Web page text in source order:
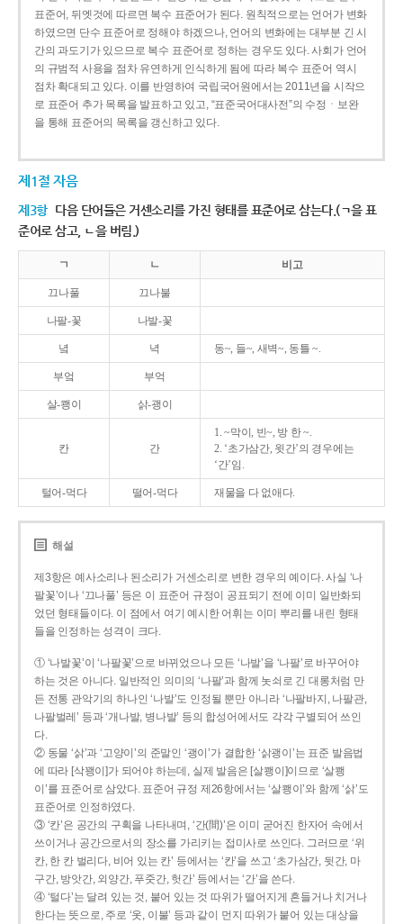
표준어, 뒤엣것에 따르면 복수 표준어가 된다. 원칙적으로는 언어가 변화
하였으면 단수 표준어로 정해야 하겠으나, 언어의 변화에는 대부분 긴 시
간의 과도기가 있으므로 복수 표준어로 정하는 경우도 있다. 사회가 언어
의 규범적 사용을 점차 유연하게 인식하게 됨에 따라 복수 표준어 역시
점차 확대되고 있다. 이를 반영하여 국립국어원에서는 2011년을 시작으
로 표준어 추가 목록을 발표하고 있고, “표준국어대사전”의 수정ㆍ보완
을 통해 표준어의 목록을 갱신하고 있다.
제1절 자음
제3항 다음 단어들은 거센소리를 가진 형태를 표준어로 삼는다.(ㄱ을 표
준어로 삼고, ㄴ을 버림.)
ㄱ ㄴ 비고
끄나풀 끄나불
나팔-꽃 나발-꽃
녘 녁 동~, 들~, 새벽~, 동틀 ~.
부엌 부억
살-쾡이 삵-괭이
칸 간
1. ~막이, 빈~, 방 한 ~.
2. ‘초가삼간, 윗간’의 경우에는
‘간’임.
털어-먹다 떨어-먹다 재물을 다 없애다.
해설
제3항은 예사소리나 된소리가 거센소리로 변한 경우의 예이다. 사실 ‘나
팔꽃’이나 ‘끄나풀’ 등은 이 표준어 규정이 공표되기 전에 이미 일반화되
었던 형태들이다. 이 점에서 여기 예시한 어휘는 이미 뿌리를 내린 형태
들을 인정하는 성격이 크다.
① ‘나발꽃’이 ‘나팔꽃’으로 바뀌었으나 모든 ‘나발’을 ‘나팔’로 바꾸어야
하는 것은 아니다. 일반적인 의미의 ‘나팔’과 함께 놋쇠로 긴 대롱처럼 만
든 전통 관악기의 하나인 ‘나발’도 인정될 뿐만 아니라 ‘나팔바지, 나팔관,
나팔벌레’ 등과 ‘개나발, 병나발’ 등의 합성어에서도 각각 구별되어 쓰인
다.
② 동물 ‘삵’과 ‘고양이’의 준말인 ‘괭이’가 결합한 ‘삵괭이’는 표준 발음법
에 따라 [삭꽹이]가 되어야 하는데, 실제 발음은 [살쾡이]이므로 ‘살쾡
이’를 표준어로 삼았다. 표준어 규정 제26항에서는 ‘살쾡이’와 함께 ‘삵’도
표준어로 인정하였다.
③ ‘칸’은 공간의 구획을 나타내며, ‘간(間)’은 이미 굳어진 한자어 속에서
쓰이거나 공간으로서의 장소를 가리키는 접미사로 쓰인다. 그러므로 ‘위
칸, 한 칸 벌리다, 비어 있는 칸’ 등에서는 ‘칸’을 쓰고 ‘초가삼간, 뒷간, 마
구간, 방앗간, 외양간, 푸줏간, 헛간’ 등에서는 ‘간’을 쓴다.
④ ‘털다’는 달려 있는 것, 붙어 있는 것 따위가 떨어지게 흔들거나 치거나
한다는 뜻으로, 주로 ‘옷, 이불’ 등과 같이 먼지 따위가 붙어 있는 대상을